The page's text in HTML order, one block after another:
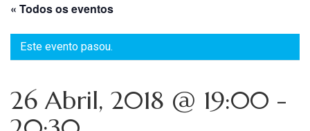
« Todos os eventos
Este evento pasou.
26 Abril, 2018 @ 19:00 -